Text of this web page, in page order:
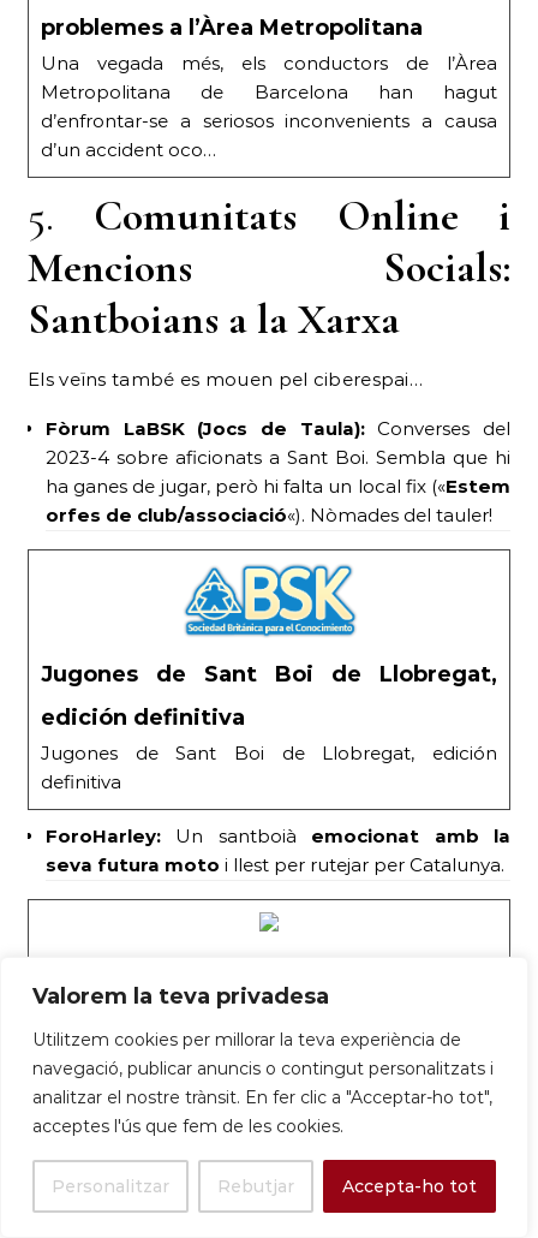
Valorem la teva privadesa
Utilitzem cookies per millorar la teva experiència de
navegació, publicar anuncis o contingut personalitzats i
analitzar el nostre trànsit. En fer clic a "Acceptar-ho tot",
acceptes l'ús que fem de les cookies.
Personalitzar Rebutjar Accepta-ho tot
problemes a l’Àrea Metropolitana
Una vegada més, els conductors de l’Àrea
Metropolitana de Barcelona han hagut
d’enfrontar-se a seriosos inconvenients a causa
d’un accident oco…
5. Comunitats Online i
Mencions Socials:
Santboians a la Xarxa
Els veïns també es mouen pel ciberespai…
Fòrum LaBSK (Jocs de Taula):Converses del
2023-4 sobre aficionats a Sant Boi. Sembla que hi
ha ganes de jugar, però hi falta un local fix («Estem
orfes de club/associació«). Nòmades del tauler!
Jugones de Sant Boi de Llobregat,
edición definitiva
Jugones de Sant Boi de Llobregat, edición
definitiva
ForoHarley: Un santboià emocionat amb la
seva futura moto i llest per rutejar per Catalunya.
Pues eso, pido a los vetranos del foro que me
pasen unas rutillas para dar una vuelta +- 200 km
por los alrededores de Barcelona. Preferiblemente
por la xona del Baix Llobregat (Sant Vicenç dels
Horts, Molins… Sant Boi no, que no me dejan salir
Pastisseria amb millors ressenyes